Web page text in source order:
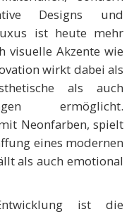
Designs und
ist heute mehr
visuelle Akzente wie
wirkt dabei als
als auch
ermöglicht.
Neonfarben, spielt
eines modernen
als auch emotional
ist die